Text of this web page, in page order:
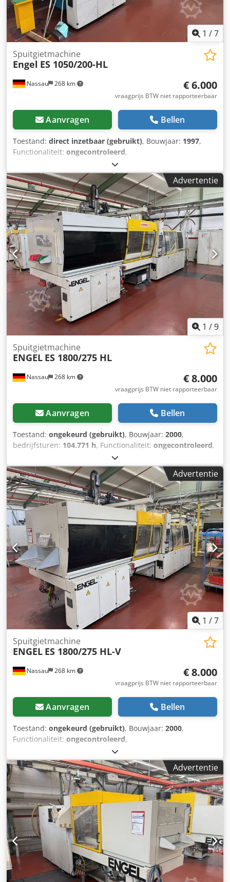
1 /7
Nassau 268 km
Spuitgietmachine
Engel ES 1050/200-HL
€ 6.000
vraagprijs BTW niet rapporteerbaar
Aanvragen Bellen
Toestand: direct inzetbaar (gebruikt), Bouwjaar: 1997,
Functionaliteit: ongecontroleerd,
39951
kg, Inclusief lineaire robot en randapparatuur. Te koop:
een gebruikte machine, afkomstig uit een bedrijf dat haar
locatie heeft gesloten. Crodpfxszrd Ruo Am Asf Verkoop
onder uitsluiting van elke aansprakelijkheid voor materiële
gebreken. De machine is niet getest, maar was tot het
einde operationeel.
Advertentie
1 /9
Nassau 268 km
Spuitgietmachine
ENGEL ES 1800/275 HL
€ 8.000
vraagprijs BTW niet rapporteerbaar
Aanvragen Bellen
Toestand: ongekeurd (gebruikt), Bouwjaar: 2000,
bedrijfsturen: 104.771 h, Functionaliteit: ongecontroleerd,
42221
mm, totale breedte:2.200 mm, totale hoogte:2.500 mm,
totaalgewicht:21.000 kg, inclusief lineaire robot Wordt
verkocht: een gebruikte machine, afkomstig uit een
vestiging die gesloten is. Cedpfx Amozrdl So Ajrf Verkoop
onder uitsluiting van enige aansprakelijkheid voor
materiële gebreken. De machine is niet getest, maar was
tot het einde toe operationeel.
Advertentie
1 /7
Nassau 268 km
Spuitgietmachine
ENGEL ES 1800/275 HL-V
€ 8.000
vraagprijs BTW niet rapporteerbaar
Aanvragen Bellen
Toestand: ongekeurd (gebruikt), Bouwjaar: 2000,
Functionaliteit: ongecontroleerd,
43222
mm, totaalgewicht:20.000 kg, Te koop: een gebruikte
machine, afkomstig uit een bedrijf dat zijn locatie heeft
gesloten. Cedpfx Ajzrdhysm Aorf Verkoop onder uitsluiting
van elke aansprakelijkheid voor materiële gebreken. De
machine is niet getest, maar was tot het einde toe
operationeel.
Advertentie